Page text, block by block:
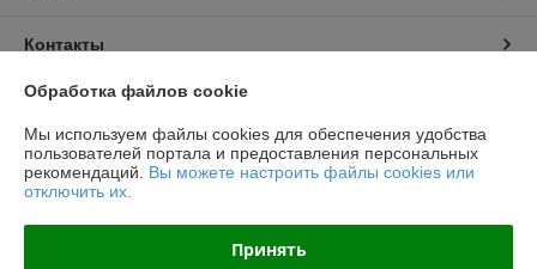
Контакты
Доставка и оплата
График работы
Обработка файлов cookie
Мы используем файлы cookies для обеспечения удобства
пользователей портала и предоставления персональных
рекомендаций. Вы можете настроить файлы cookies или
отключить их.
Принять